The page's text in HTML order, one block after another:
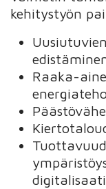
kehitystyön
Raaka-